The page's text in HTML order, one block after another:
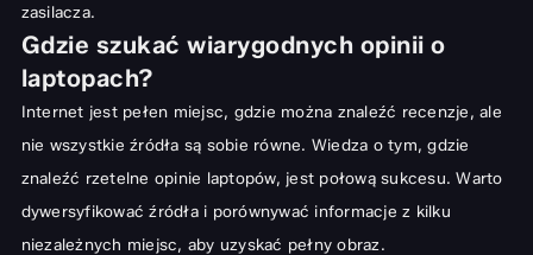
zasilacza.
Gdzie szukać wiarygodnych opinii o
laptopach?
Internet jest pełen miejsc, gdzie można znaleźć recenzje, ale
nie wszystkie źródła są sobie równe. Wiedza o tym, gdzie
znaleźć rzetelne opinie laptopów, jest połową sukcesu. Warto
dywersyfikować źródła i porównywać informacje z kilku
niezależnych miejsc, aby uzyskać pełny obraz.